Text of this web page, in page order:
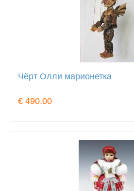
Чёрт Олли марионетка
€ 490.00